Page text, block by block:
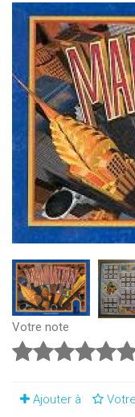
Votre note
Ajouter à